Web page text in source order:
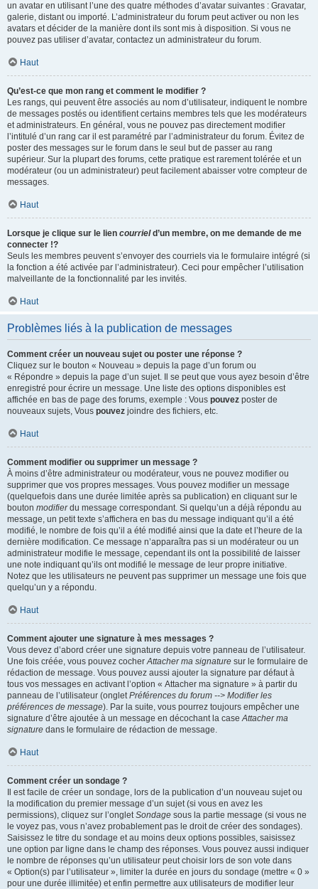
un avatar en utilisant l’une des quatre méthodes d’avatar suivantes : Gravatar,
galerie, distant ou importé. L’administrateur du forum peut activer ou non les
avatars et décider de la manière dont ils sont mis à disposition. Si vous ne
pouvez pas utiliser d’avatar, contactez un administrateur du forum.
Haut
Qu’est-ce que mon rang et comment le modifier ?
Les rangs, qui peuvent être associés au nom d’utilisateur, indiquent le nombre
de messages postés ou identifient certains membres tels que les modérateurs
et administrateurs. En général, vous ne pouvez pas directement modifier
l’intitulé d’un rang car il est paramétré par l’administrateur du forum. Évitez de
poster des messages sur le forum dans le seul but de passer au rang
supérieur. Sur la plupart des forums, cette pratique est rarement tolérée et un
modérateur (ou un administrateur) peut facilement abaisser votre compteur de
messages.
Haut
Lorsque je clique sur le lien courrield’un membre, on me demande de me
connecter !?
Seuls les membres peuvent s’envoyer des courriels via le formulaire intégré (si
la fonction a été activée par l’administrateur). Ceci pour empêcher l’utilisation
malveillante de la fonctionnalité par les invités.
Haut
Problèmes liés à la publication de messages
Comment créer un nouveau sujet ou poster une réponse ?
Cliquez sur le bouton « Nouveau » depuis la page d’un forum ou
« Répondre » depuis la page d’un sujet. Il se peut que vous ayez besoin d’être
enregistré pour écrire un message. Une liste des options disponibles est
affichée en bas de page des forums, exemple : Vous pouvez poster de
nouveaux sujets, Vous pouvez joindre des fichiers, etc.
Haut
Comment modifier ou supprimer un message ?
À moins d’être administrateur ou modérateur, vous ne pouvez modifier ou
supprimer que vos propres messages. Vous pouvez modifier un message
(quelquefois dans une durée limitée après sa publication) en cliquant sur le
bouton modifierdu message correspondant. Si quelqu’un a déjà répondu au
message, un petit texte s’affichera en bas du message indiquant qu’il a été
modifié, le nombre de fois qu’il a été modifié ainsi que la date et l’heure de la
dernière modification. Ce message n’apparaîtra pas si un modérateur ou un
administrateur modifie le message, cependant ils ont la possibilité de laisser
une note indiquant qu’ils ont modifié le message de leur propre initiative.
Notez que les utilisateurs ne peuvent pas supprimer un message une fois que
quelqu’un y a répondu.
Haut
Comment ajouter une signature à mes messages ?
Vous devez d’abord créer une signature depuis votre panneau de l’utilisateur.
Une fois créée, vous pouvez cocherAttacher ma signature sur le formulaire de
rédaction de message. Vous pouvez aussi ajouter la signature par défaut à
tous vos messages en activant l’option « Attacher ma signature » à partir du
panneau de l’utilisateur (ongletPréférences du forum --> Modifier les
préférences de message). Par la suite, vous pourrez toujours empêcher une
signature d’être ajoutée à un message en décochant la caseAttacher ma
signature dans le formulaire de rédaction de message.
Haut
Comment créer un sondage ?
Il est facile de créer un sondage, lors de la publication d’un nouveau sujet ou
la modification du premier message d’un sujet (si vous en avez les
permissions), cliquez sur l’ongletSondage sous la partie message (si vous ne
le voyez pas, vous n’avez probablement pas le droit de créer des sondages).
Saisissez le titre du sondage et au moins deux options possibles, saisissez
une option par ligne dans le champ des réponses. Vous pouvez aussi indiquer
le nombre de réponses qu’un utilisateur peut choisir lors de son vote dans
« Option(s) par l’utilisateur », limiter la durée en jours du sondage (mettre « 0 »
pour une durée illimitée) et enfin permettre aux utilisateurs de modifier leur